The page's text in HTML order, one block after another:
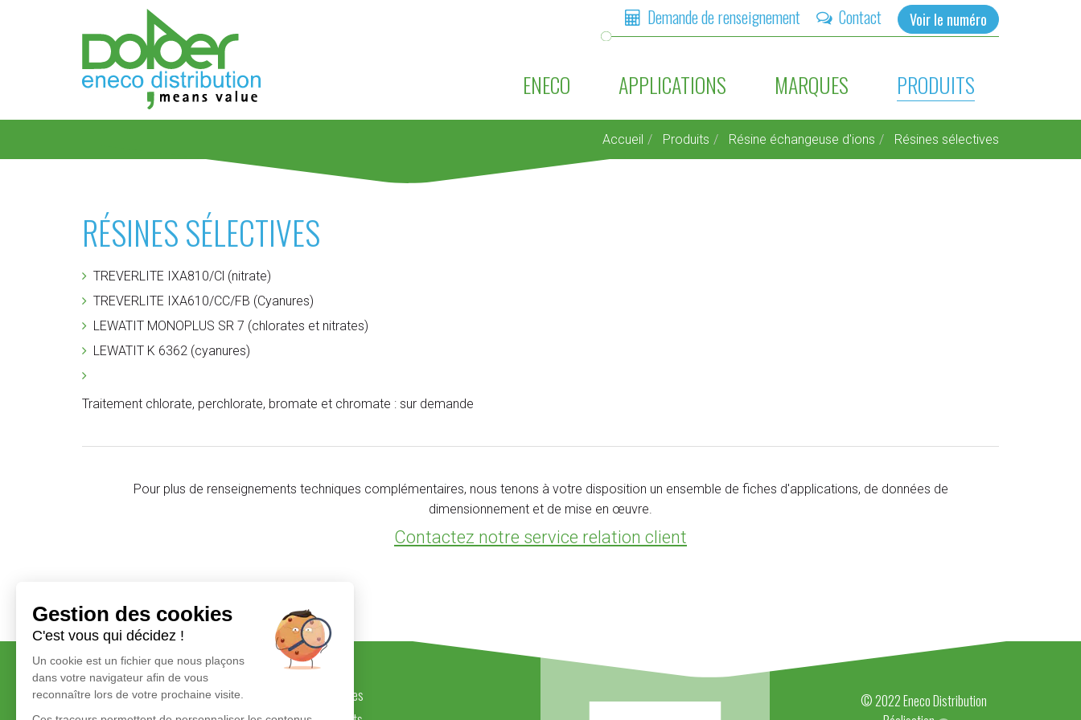
Demande de renseignement Contact Voir le numéro
ENECO APPLICATIONS MARQUES PRODUITS
Accueil Produits Résine échangeuse d'ions Résines sélectives
RÉSINES SÉLECTIVES
TREVERLITE IXA810/Cl (nitrate)
TREVERLITE IXA610/CC/FB (Cyanures)
LEWATIT MONOPLUS SR 7 (chlorates et nitrates)
LEWATIT K 6362 (cyanures)
Traitement chlorate, perchlorate, bromate et chromate : sur demande
Pour plus de renseignements techniques complémentaires, nous tenons à votre disposition un ensemble de fiches d'applications, de données de
dimensionnement et de mise en œuvre.
Contactez notre service relation client
Savoir-faire et valeurs
Marques
© 2022 Eneco Distribution
Gestion des cookies
C'est vous qui décidez !
Un cookie est un fichier que nous plaçons
dans votre navigateur afin de vous
reconnaître lors de votre prochaine visite.